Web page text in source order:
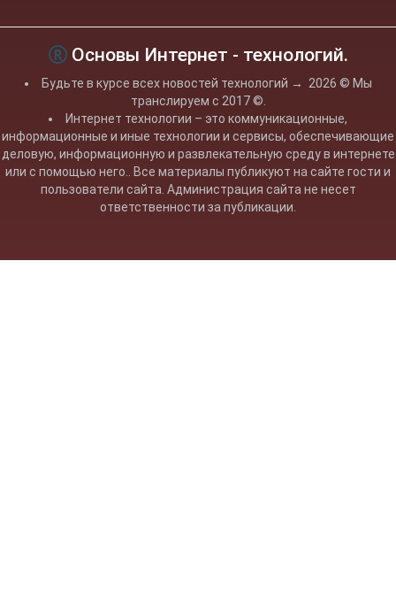
Основы Интернет - технологий.
Будьте в курсе всех новостей технологий → 2026 © Мы
транслируем с 2017 ©.
Интернет технологии – это коммуникационные,
информационные и иные технологии и сервисы, обеспечивающие
деловую, информационную и развлекательную среду в интернете
или с помощью него.. Все материалы публикуют на сайте гости и
пользователи сайта. Администрация сайта не несет
ответственности за публикации.